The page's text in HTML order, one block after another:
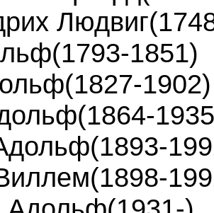
1851)
1902)